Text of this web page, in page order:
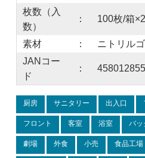
枚数（入
数）
： 100枚/箱
素材 ：
ニトリル
JANコー
ド
：
厨房 サニタリー 出入口
フロント 客室 浴室 バッ
劇場 外食 小売 食品工場